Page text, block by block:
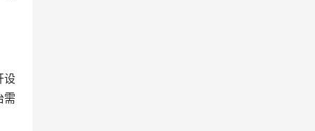
设
需